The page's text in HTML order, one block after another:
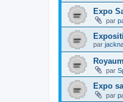
Expo
par
par
par
Expo
par